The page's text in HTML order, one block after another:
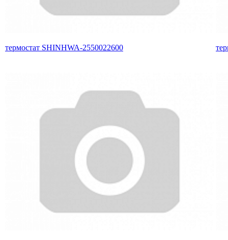
термостат SHINHWA-2550022600